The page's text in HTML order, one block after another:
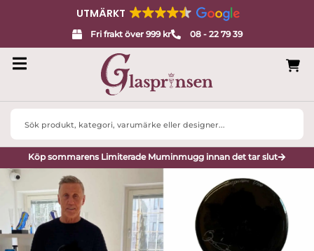
UTMÄRKT
Fri frakt över 999 kr 08 - 22 79 39
Search
Köp sommarens Limiterade Muminmugg innan det tar slut